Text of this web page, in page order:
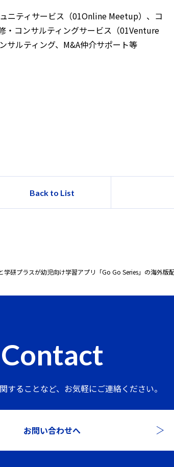
ニティサービス（01Online Meetup）、コ
・コンサルティングサービス（01Venture
ルティング、M&A仲介サポート等
Back to List
研プラスが幼児向け学習アプリ「Go Go Series」の海外版
Contact
することなど、 お気軽にご連絡ください。
お問い合わせへ